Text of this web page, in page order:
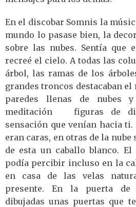
En el discobar Somnis la
mundo lo pasase bien, la
sobre las nubes. Sentía que
recreé el cielo. A todas las
árbol, las ramas de los
grandes troncos destacaban el
paredes llenas de nubes
meditación figuras de
sensación que venían hacia ti.
eran caras, en otras de la
de esta un caballo blanco.
podía percibir incluso en la
en casa de las velas
presente. En la puerta de
dibujadas unas puertas que